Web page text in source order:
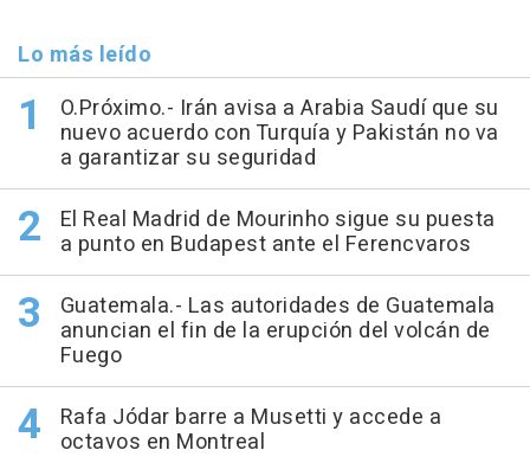
Lo más leído
O.Próximo.- Irán avisa a Arabia Saudí que su
nuevo acuerdo con Turquía y Pakistán no va
a garantizar su seguridad
El Real Madrid de Mourinho sigue su puesta
a punto en Budapest ante el Ferencvaros
Guatemala.- Las autoridades de Guatemala
anuncian el fin de la erupción del volcán de
Fuego
Rafa Jódar barre a Musetti y accede a
octavos en Montreal